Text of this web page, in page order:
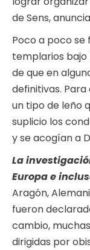
de Sens,
Poco a poco se
templarios bajo
de que en
definitivas.
un tipo de leño
suplicio los
y se acogían a
La
Europa e
Aragón,
fueron
cambio,
dirigidas por